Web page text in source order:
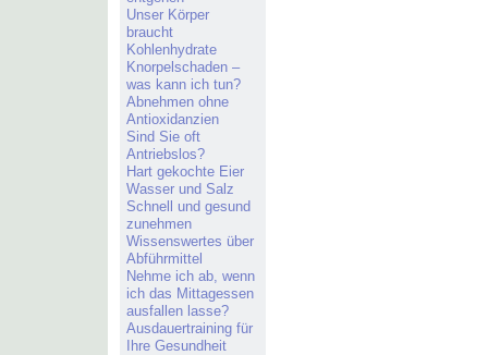
Unser Körper
braucht
Kohlenhydrate
Knorpelschaden –
was kann ich tun?
Abnehmen ohne
Antioxidanzien
Sind Sie oft
Antriebslos?
Hart gekochte Eier
Wasser und Salz
Schnell und gesund
zunehmen
Wissenswertes über
Abführmittel
Nehme ich ab, wenn
ich das Mittagessen
ausfallen lasse?
Ausdauertraining für
Ihre Gesundheit